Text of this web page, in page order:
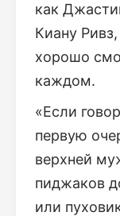
как
Киану
хорошо
каждом.
«Если
первую
верхней
пиджаков
или